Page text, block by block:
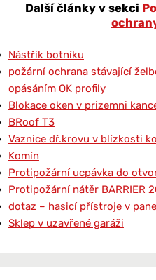
Další články v sekci
Nástřik botníku
požární ochrana stávající
opásáním OK profily
Blokace oken v prizemni
BRoof T3
Vaznice dř.krovu v blízkosti
Komín
Protipožární ucpávka do
Protipožární nátěr BARRIER
dotaz – hasicí přístroje v
Sklep v uzavřené garáži